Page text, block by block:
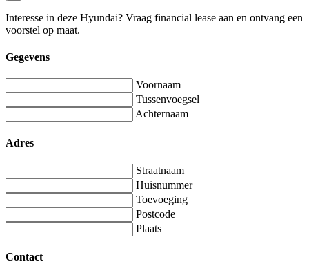
Interesse in deze Hyundai? Vraag financial lease aan en ontvang een
voorstel op maat.
Gegevens
Voornaam
Tussenvoegsel
Achternaam
Adres
Straatnaam
Huisnummer
Toevoeging
Postcode
Plaats
Contact